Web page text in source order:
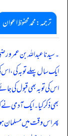
ترجمہ:محمد محفوظ اعوان
۔ سیدنا عبد اللہ بن
ایک سال پہلے توبہ کی،
اس کی توبہ بھی قبول کی
بھی ذکر کیا۔ ایک آدمی
پھر اس وقت میں مسلمان